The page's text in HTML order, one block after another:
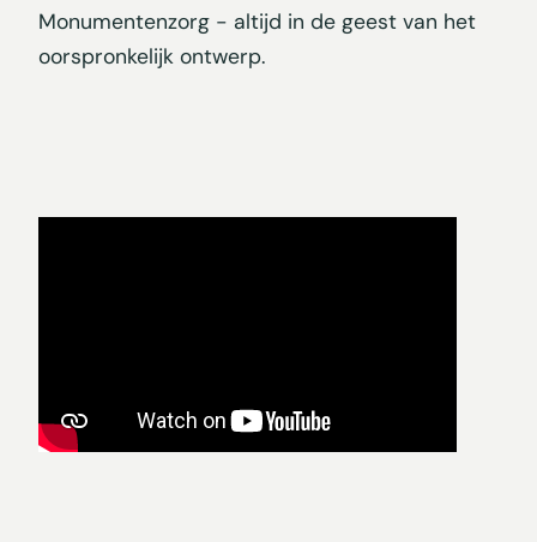
Monumentenzorg - altijd in de geest van het
oorspronkelijk ontwerp.